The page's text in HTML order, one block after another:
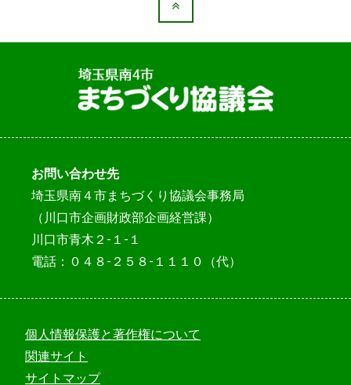
お問い合わせ先
埼玉県南４市まちづくり協議会事務局
（川口市企画財政部企画経営課）
川口市青木２-１-１
電話：０４８-２５８-１１１０（代）
個人情報保護と著作権について
関連サイト
サイトマップ